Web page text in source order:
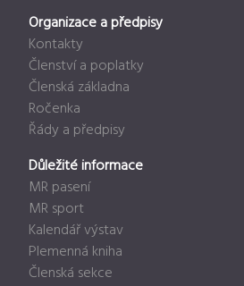
Organizace a předpisy
Kontakty
Členství a poplatky
Členská základna
Ročenka
Řády a předpisy
Důležité informace
MR pasení
MR sport
Kalendář výstav
Plemenná kniha
Členská sekce